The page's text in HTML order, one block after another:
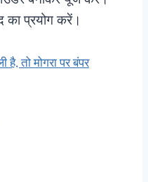
का प्रयोग करें।
तो मोगरा पर बंपर